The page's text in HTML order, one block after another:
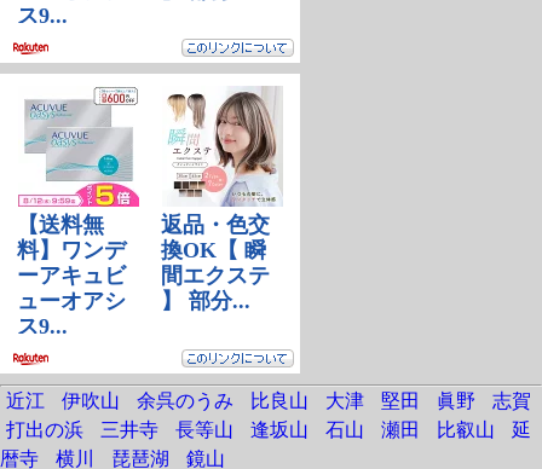
近江 伊吹山 余呉のうみ 比良山 大津 堅田 眞野
志賀
打出の浜
三井寺 長等山 逢坂山 石山 瀬田 比叡山
延
暦寺
横川 琵琶湖 鏡山